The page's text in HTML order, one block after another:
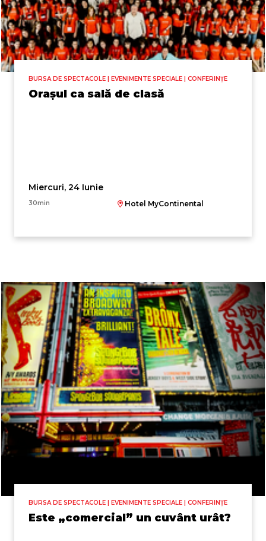
BURSA DE SPECTACOLE | EVENIMENTE SPECIALE | CONFERINȚE
Orașul ca sală de clasă
Miercuri, 24 Iunie
30min Hotel MyContinental
BURSA DE SPECTACOLE | EVENIMENTE SPECIALE | CONFERINȚE
Este „comercial” un cuvânt urât?